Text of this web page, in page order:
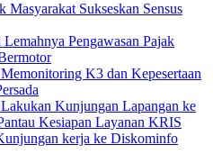
Sukseskan Sensus
Pengawasan Pajak
K3 dan Kepesertaan
Kunjungan Lapangan ke
Kesiapan Layanan KRIS
kerja ke Diskominfo